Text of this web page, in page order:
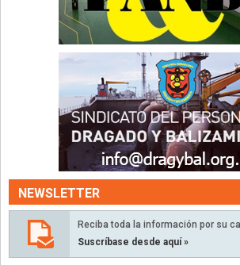
NEWSLETTER
Reciba toda la información por su
Suscríbase desde aquí »